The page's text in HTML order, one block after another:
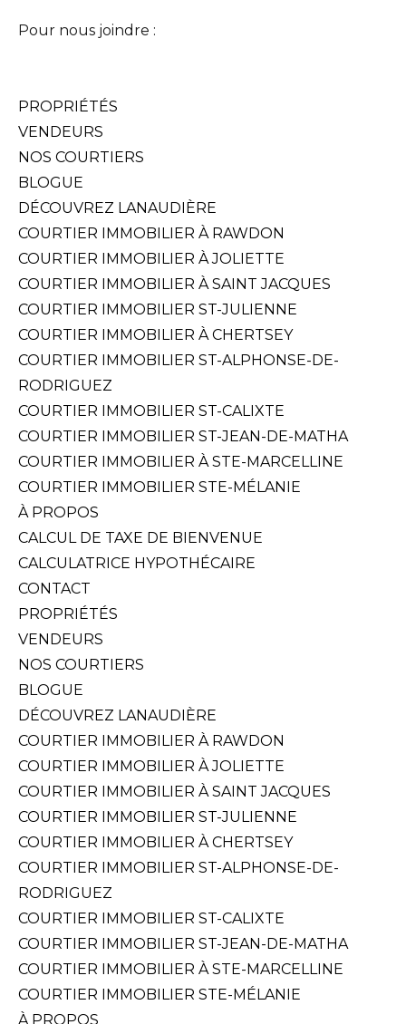
Pour nous joindre :
PROPRIÉTÉS
VENDEURS
NOS COURTIERS
BLOGUE
DÉCOUVREZ LANAUDIÈRE
COURTIER IMMOBILIER À RAWDON
COURTIER IMMOBILIER À JOLIETTE
COURTIER IMMOBILIER À SAINT JACQUES
COURTIER IMMOBILIER ST-JULIENNE
COURTIER IMMOBILIER À CHERTSEY
COURTIER IMMOBILIER ST-ALPHONSE-DE-
RODRIGUEZ
COURTIER IMMOBILIER ST-CALIXTE
COURTIER IMMOBILIER ST-JEAN-DE-MATHA
COURTIER IMMOBILIER À STE-MARCELLINE
COURTIER IMMOBILIER STE-MÉLANIE
À PROPOS
CALCUL DE TAXE DE BIENVENUE
CALCULATRICE HYPOTHÉCAIRE
CONTACT
PROPRIÉTÉS
VENDEURS
NOS COURTIERS
BLOGUE
DÉCOUVREZ LANAUDIÈRE
COURTIER IMMOBILIER À RAWDON
COURTIER IMMOBILIER À JOLIETTE
COURTIER IMMOBILIER À SAINT JACQUES
COURTIER IMMOBILIER ST-JULIENNE
COURTIER IMMOBILIER À CHERTSEY
COURTIER IMMOBILIER ST-ALPHONSE-DE-
RODRIGUEZ
COURTIER IMMOBILIER ST-CALIXTE
COURTIER IMMOBILIER ST-JEAN-DE-MATHA
COURTIER IMMOBILIER À STE-MARCELLINE
COURTIER IMMOBILIER STE-MÉLANIE
À PROPOS